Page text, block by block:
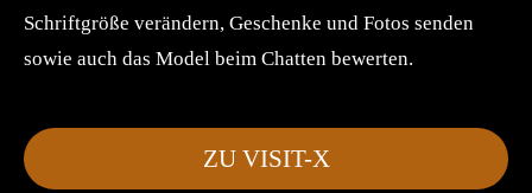
Schriftgröße verändern, Geschenke und Fotos senden
sowie auch das Model beim Chatten bewerten.
ZU VISIT-X